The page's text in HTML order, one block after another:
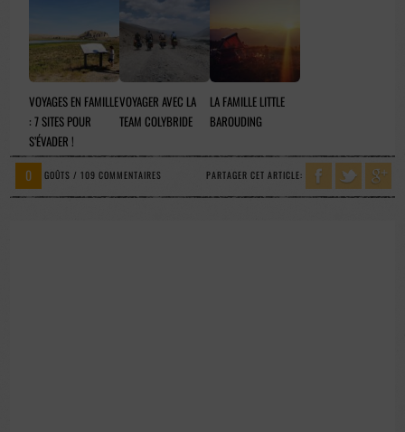
VOYAGES EN FAMILLE
: 7 SITES POUR
S’ÉVADER !
VOYAGER AVEC LA
TEAM COLYBRIDE
LA FAMILLE LITTLE
BAROUDING
0 GOÛTS / 109 COMMENTAIRES PARTAGER CET ARTICLE: